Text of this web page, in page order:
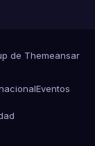
de Themeansar
Eventos